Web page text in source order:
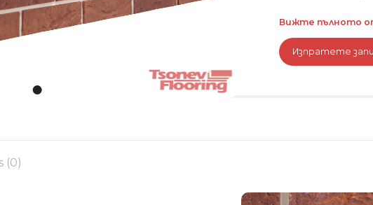
Вижте пълното
Изпратете
(0)